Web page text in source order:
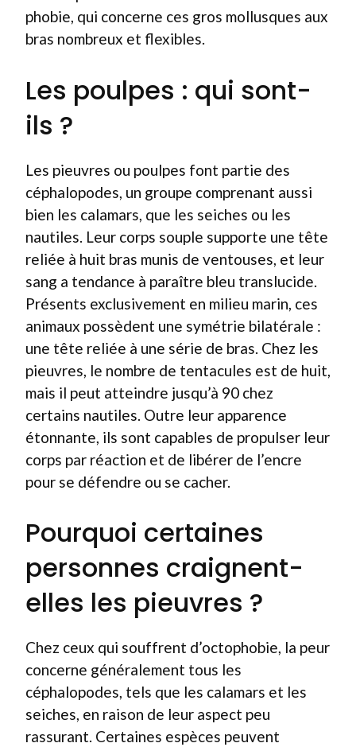
phobie, qui concerne ces gros mollusques aux
bras nombreux et flexibles.
Les poulpes : qui sont-
ils ?
Les pieuvres ou poulpes font partie des
céphalopodes, un groupe comprenant aussi
bien les calamars, que les seiches ou les
nautiles. Leur corps souple supporte une tête
reliée à huit bras munis de ventouses, et leur
sang a tendance à paraître bleu translucide.
Présents exclusivement en milieu marin, ces
animaux possèdent une symétrie bilatérale :
une tête reliée à une série de bras. Chez les
pieuvres, le nombre de tentacules est de huit,
mais il peut atteindre jusqu’à 90 chez
certains nautiles. Outre leur apparence
étonnante, ils sont capables de propulser leur
corps par réaction et de libérer de l’encre
pour se défendre ou se cacher.
Pourquoi certaines
personnes craignent-
elles les pieuvres ?
Chez ceux qui souffrent d’octophobie, la peur
concerne généralement tous les
céphalopodes, tels que les calamars et les
seiches, en raison de leur aspect peu
rassurant. Certaines espèces peuvent